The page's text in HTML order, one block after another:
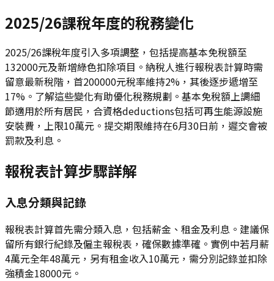
2025/26課稅年度的稅務變化
2025/26課稅年度引入多項調整，包括提高基本免稅額至
132000元及新增綠色扣除項目。納稅人進行報稅表計算時需
留意最新稅階，首200000元稅率維持2%，其後逐步遞增至
17%。了解這些變化有助優化稅務規劃。基本免稅額上調細
節適用於所有居民，合資格deductions包括可再生能源設施
安裝費，上限10萬元。提交期限維持在6月30日前，遲交會被
罰款及利息。
報稅表計算步驟詳解
入息分類與記錄
報稅表計算首先需分類入息，包括薪金、租金及利息。建議保
留所有銀行紀錄及僱主報稅表，確保數據準確。實例中若月薪
4萬元全年48萬元，另有租金收入10萬元，需分別記錄並扣除
強積金18000元。